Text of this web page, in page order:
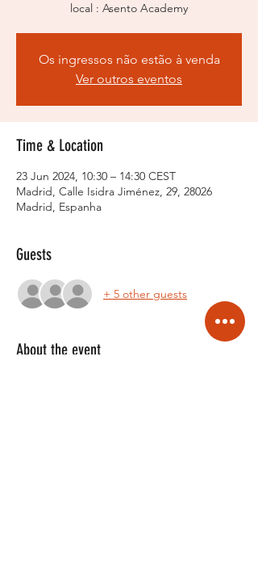
local : Asento Academy
Os ingressos não estão à venda
Ver outros eventos
Time & Location
23 Jun 2024, 10:30 – 14:30 CEST
Madrid, Calle Isidra Jiménez, 29, 28026
Madrid, Espanha
Guests
+ 5 other guests
About the event